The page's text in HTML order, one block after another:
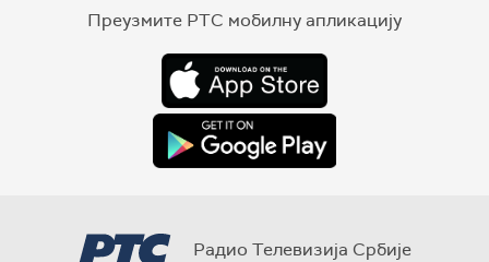
Преузмите РТС мобилну апликацију
Радио Телевизија Србије